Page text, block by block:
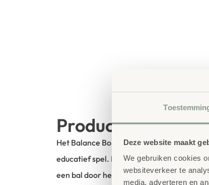
Deze website maakt
We gebruiken cookies
websiteverkeer te
media, adverteren en
Het Balance Bord Labyrint combineert
educatief spel. Kinderen staan op het
een bal door het labyrint te leiden. Dit